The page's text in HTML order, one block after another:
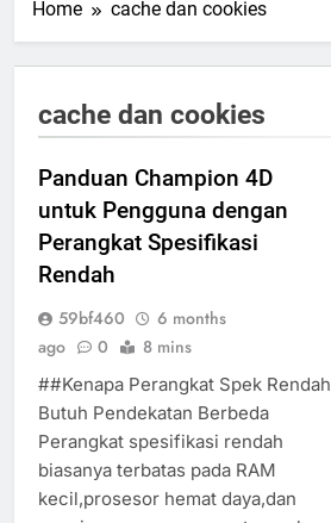
Home cache dan cookies
cache dan cookies
Panduan Champion 4D
untuk Pengguna dengan
Perangkat Spesifikasi
Rendah
59bf460
6 months
ago
0 8 mins
##Kenapa Perangkat Spek Rendah
Butuh Pendekatan Berbeda
Perangkat spesifikasi rendah
biasanya terbatas pada RAM
kecil,prosesor hemat daya,dan